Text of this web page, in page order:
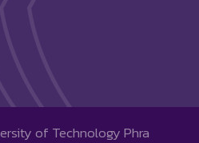
of Technology Phra